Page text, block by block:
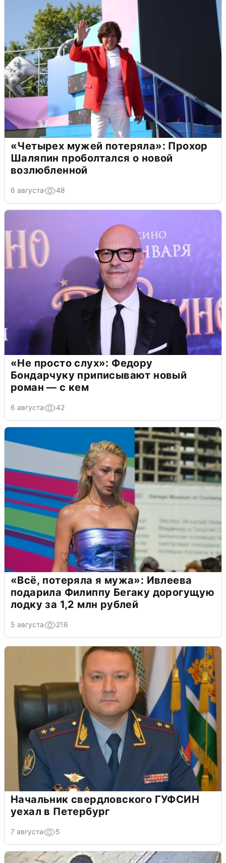
«Четырех мужей потеряла»: Прохор
Шаляпин проболтался о новой
возлюбленной
6 августа 48
«Не просто слух»: Федору
Бондарчуку приписывают новый
роман — с кем
6 августа 42
«Всё, потеряла я мужа»: Ивлеева
подарила Филиппу Бегаку дорогущую
лодку за 1,2 млн рублей
5 августа 216
Начальник свердловского ГУФСИН
уехал в Петербург
7 августа 5